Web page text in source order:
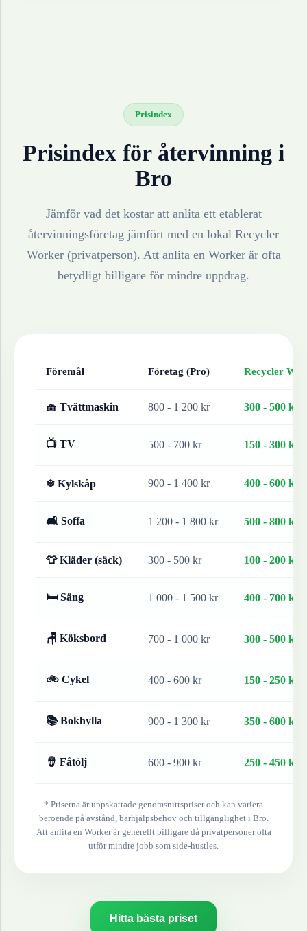
Prisindex
Prisindex för återvinning i
Bro
Jämför vad det kostar att anlita ett etablerat
återvinningsföretag jämfört med en lokal Recycler
Worker (privatperson). Att anlita en Worker är ofta
betydligt billigare för mindre uppdrag.
Föremål Företag (Pro) Recycler
🧺 Tvättmaskin 800 - 1 200 kr 300 - 500 kr
📺 TV 500 - 700 kr 150 - 300 kr
❄ Kylskåp 900 - 1 400 kr 400 - 600 kr
🛋 Soffa 1 200 - 1 800 kr 500 - 800 kr
👕 Kläder (säck) 300 - 500 kr 100 - 200 kr
🛏 Säng 1 000 - 1 500 kr 400 - 700 kr
🪑 Köksbord 700 - 1 000 kr 300 - 500 kr
🚲 Cykel 400 - 600 kr 150 - 250 kr
📚 Bokhylla 900 - 1 300 kr 350 - 600 kr
🪘 Fåtölj 600 - 900 kr 250 - 450 kr
* Priserna är uppskattade genomsnittspriser och kan variera
beroende på avstånd, bärhjälpsbehov och tillgänglighet i Bro.
Att anlita en Worker är generellt billigare då privatpersoner ofta
utför mindre jobb som side-hustles.
Hitta bästa priset